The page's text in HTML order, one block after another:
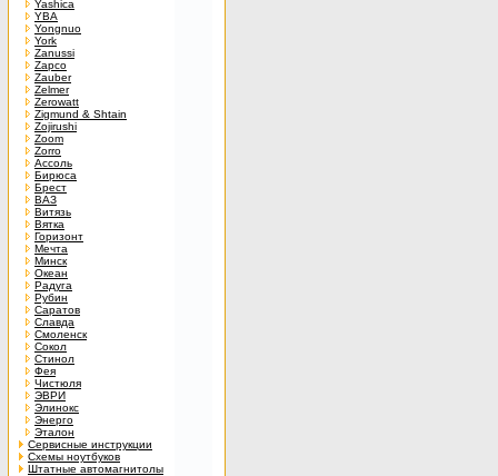
Yashica
YBA
Yongnuo
York
Zanussi
Zapco
Zauber
Zelmer
Zerowatt
Zigmund & Shtain
Zojirushi
Zoom
Zorro
Ассоль
Бирюса
Брест
ВАЗ
Витязь
Вятка
Горизонт
Мечта
Минск
Океан
Радуга
Рубин
Саратов
Славда
Смоленск
Сокол
Стинол
Фея
Чистюля
ЭВРИ
Элинокс
Энерго
Эталон
Сервисные инструкции
Схемы ноутбуков
Штатные автомагнитолы